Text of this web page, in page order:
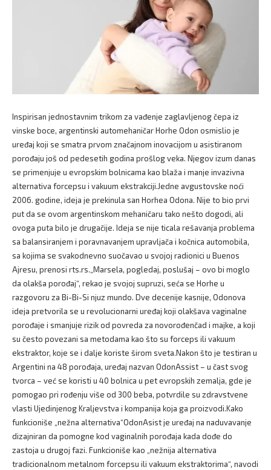
Inspirisan jednostavnim trikom za vađenje zaglavljenog čepa iz
vinske boce, argentinski automehaničar Horhe Odon osmislio je
uređaj koji se smatra prvom značajnom inovacijom u asistiranom
porođaju još od pedesetih godina prošlog veka. Njegov izum danas
se primenjuje u evropskim bolnicama kao blaža i manje invazivna
alternativa forcepsu i vakuum ekstrakciji.Jedne avgustovske noći
2006. godine, ideja je prekinula san Horhea Odona. Nije to bio prvi
put da se ovom argentinskom mehaničaru tako nešto dogodi, ali
ovoga puta bilo je drugačije. Ideja se nije ticala rešavanja problema
sa balansiranjem i poravnavanjem upravljača i kočnica automobila,
sa kojima se svakodnevno suočavao u svojoj radionici u Buenos
Ajresu, prenosi rts.rs.„Marsela, pogledaj, poslušaj – ovo bi moglo
da olakša porođaj“, rekao je svojoj supruzi, seća se Horhe u
razgovoru za Bi-Bi-Si njuz mundo. Dve decenije kasnije, Odonova
ideja pretvorila se u revolucionarni uređaj koji olakšava vaginalne
porođaje i smanjuje rizik od povreda za novorođenčad i majke, a koji
su često povezani sa metodama kao što su forceps ili vakuum
ekstraktor, koje se i dalje koriste širom sveta.Nakon što je testiran u
Argentini na 48 porođaja, uređaj nazvan OdonAssist – u čast svog
tvorca – već se koristi u 40 bolnica u pet evropskih zemalja, gde je
pomogao pri rođenju više od 300 beba, potvrdile su zdravstvene
vlasti Ujedinjenog Kraljevstva i kompanija koja ga proizvodi.Kako
funkcioniše „nežna alternativa“OdonAsist je uređaj na naduvavanje
dizajniran da pomogne kod vaginalnih porođaja kada dođe do
zastoja u drugoj fazi. Funkcioniše kao „nežnija alternativa
tradicionalnom metalnom forcepsu ili vakuum ekstraktorima“, navodi